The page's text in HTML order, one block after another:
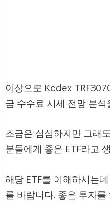
이상으로 Kodex
금 수수료 시세 전망 분
조금은 심심하지만 그래
분들에게 좋은 ETF라고
해당 ETF를 이해하시는
를 바랍니다. 좋은 투자